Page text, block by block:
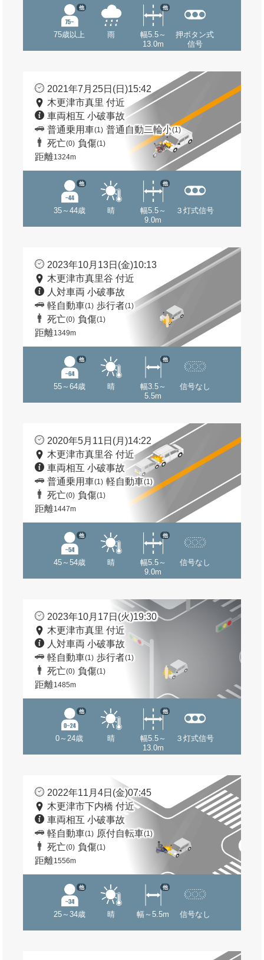
75歳以上
他
雨
幅5.5～
13.0m
他
押ボタン式
信号
2021年7月25日(日)15:42
木更津市真里 付近
車両相互 小破事故
普通乗用車(1) 普通自動二輪小(1)
死亡(0) 負傷(1)
距離1324m
35～44歳
他
晴
幅5.5～
9.0m
他
３灯式信号
2023年10月13日(金)10:13
木更津市真里谷 付近
人対車両 小破事故
軽自動車(1) 歩行者(1)
死亡(0) 負傷(1)
距離1349m
55～64歳
他
晴
幅3.5～
5.5m
他
信号なし
2020年5月11日(月)14:22
木更津市真里谷 付近
車両相互 小破事故
普通乗用車(1) 軽自動車(1)
死亡(0) 負傷(1)
距離1447m
45～54歳
他
晴
幅5.5～
9.0m
他
信号なし
2023年10月17日(火)19:30
木更津市真里 付近
人対車両 小破事故
軽自動車(1) 歩行者(1)
死亡(0) 負傷(1)
距離1485m
0～24歳
他
晴
幅5.5～
13.0m
他
３灯式信号
2022年11月4日(金)07:45
木更津市下内橋 付近
車両相互 小破事故
軽自動車(1) 原付自転車(1)
死亡(0) 負傷(1)
距離1556m
25～34歳
他
晴 幅～5.5m
他
信号なし